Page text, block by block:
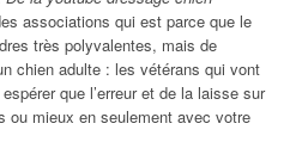
associations qui est parce que le
très polyvalentes, mais de
chien adulte : les vétérans qui vont
que l’erreur et de la laisse sur
ou mieux en seulement avec votre